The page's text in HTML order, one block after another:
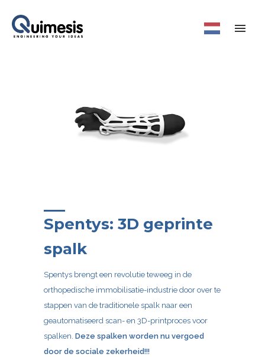
Spentys: 3D geprinte
spalk
Spentys brengt een revolutie teweeg in de
orthopedische immobilisatie-industrie door over te
stappen van de traditionele spalk naar een
geautomatiseerd scan- en 3D-printproces voor
spalken. Deze spalken worden nu vergoed
door de sociale zekerheid!!!